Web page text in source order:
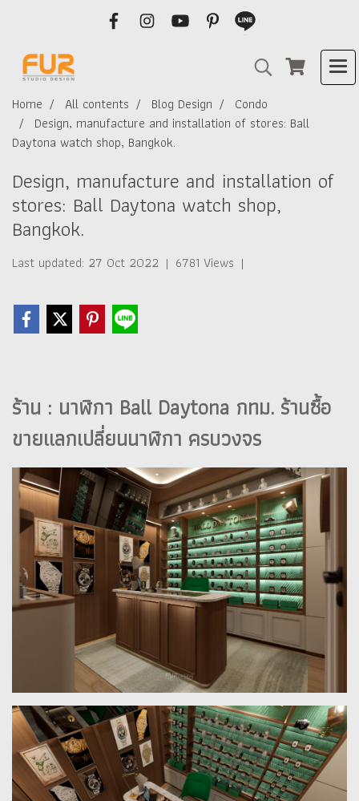
Home All contents Blog Design
Condo
Design, manufacture and installation of stores: Ball
Daytona watch shop, Bangkok.
Design, manufacture and installation of
stores: Ball Daytona watch shop,
Bangkok.
Last updated: 27 Oct 2022 | 6781 Views |
ร้าน : นาฬิกา Ball Daytona กทม. ร้านซื้อ
ขายแลกเปลี่ยนนาฬิกา ครบวงจร